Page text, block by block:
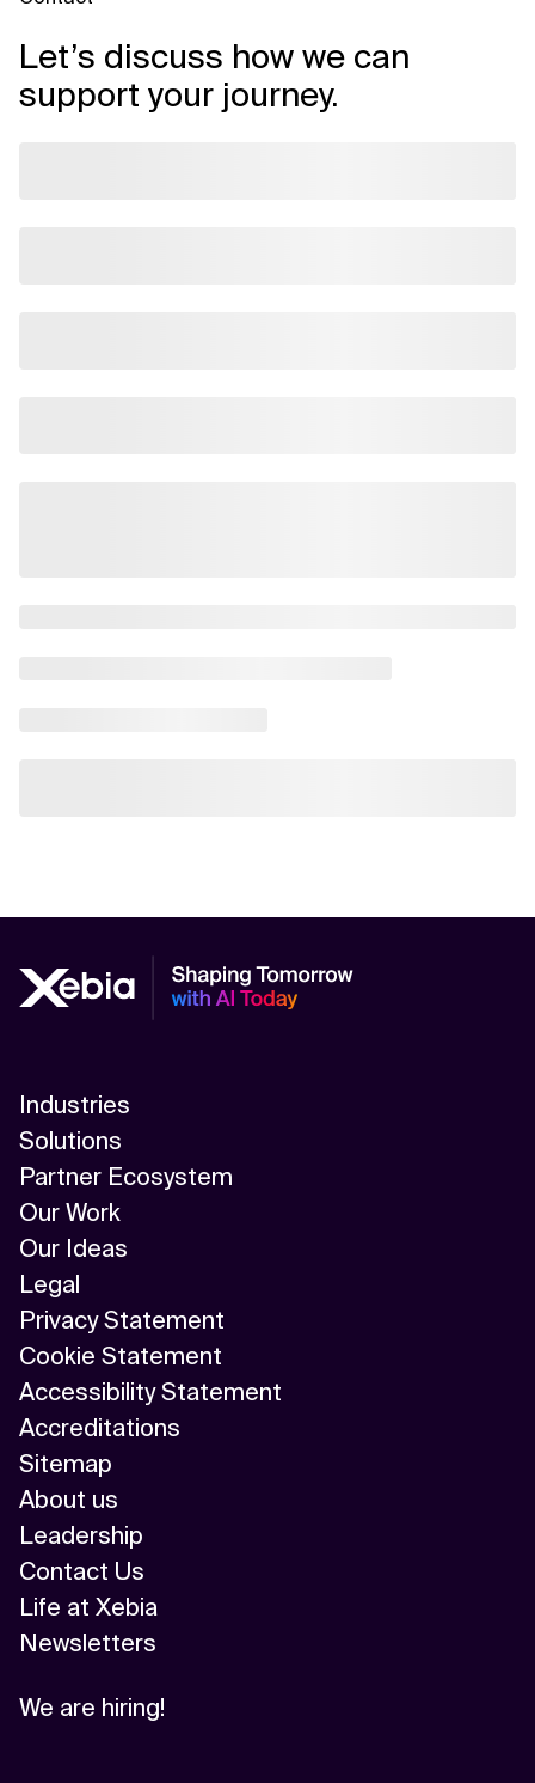
Let’s discuss how we can
support your journey.
Industries
Solutions
Partner Ecosystem
Our Work
Our Ideas
Legal
Privacy Statement
Cookie Statement
Accessibility Statement
Accreditations
Sitemap
About us
Leadership
Contact Us
Life at Xebia
Newsletters
We are hiring!